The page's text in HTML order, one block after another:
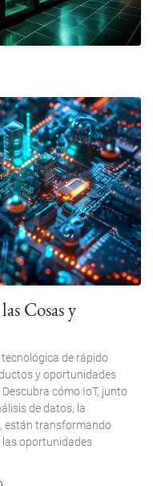
Cosas y
de rápido
y oportunidades
cómo IoT, junto
de datos, la
están transformando
oportunidades